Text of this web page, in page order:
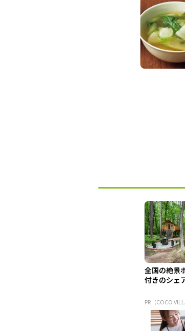
全国の絶景
付きのシェ
PR（COCO